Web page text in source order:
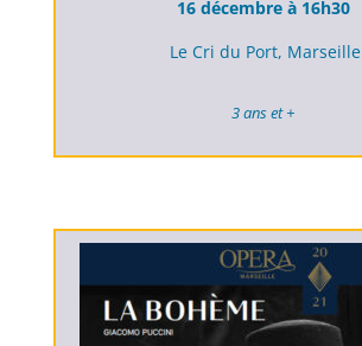
16 décembre à 16h30
Le Cri du Port, Marseille
3 ans et +